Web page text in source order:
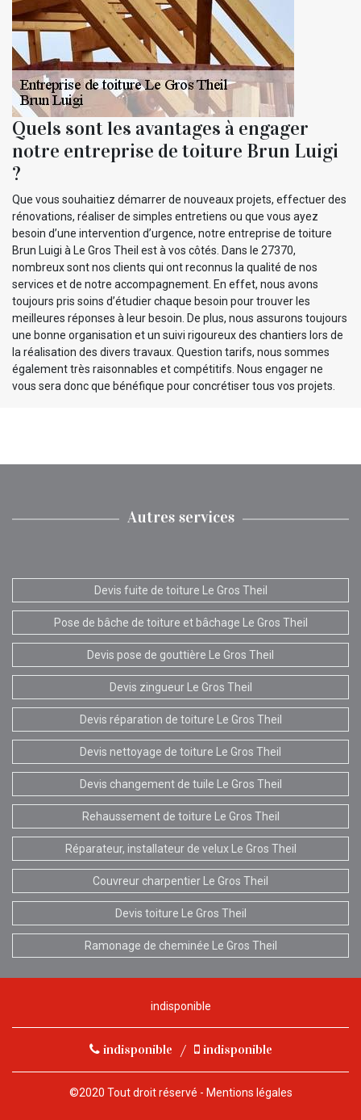
Quels sont les avantages à engager
notre entreprise de toiture Brun Luigi
?
Que vous souhaitiez démarrer de nouveaux projets, effectuer des
rénovations, réaliser de simples entretiens ou que vous ayez
besoin d’une intervention d’urgence, notre entreprise de toiture
Brun Luigi à Le Gros Theil est à vos côtés. Dans le 27370,
nombreux sont nos clients qui ont reconnus la qualité de nos
services et de notre accompagnement. En effet, nous avons
toujours pris soins d’étudier chaque besoin pour trouver les
meilleures réponses à leur besoin. De plus, nous assurons toujours
une bonne organisation et un suivi rigoureux des chantiers lors de
la réalisation des divers travaux. Question tarifs, nous sommes
également très raisonnables et compétitifs. Nous engager ne
vous sera donc que bénéfique pour concrétiser tous vos projets.
Autres services
Devis fuite de toiture Le Gros Theil
Pose de bâche de toiture et bâchage Le Gros Theil
Devis pose de gouttière Le Gros Theil
Devis zingueur Le Gros Theil
Devis réparation de toiture Le Gros Theil
Devis nettoyage de toiture Le Gros Theil
Devis changement de tuile Le Gros Theil
Rehaussement de toiture Le Gros Theil
Réparateur, installateur de velux Le Gros Theil
Couvreur charpentier Le Gros Theil
Devis toiture Le Gros Theil
Ramonage de cheminée Le Gros Theil
indisponible
indisponible / indisponible
©2020 Tout droit réservé - Mentions légales